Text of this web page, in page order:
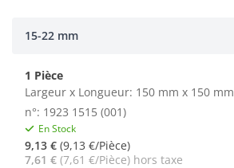
15-22 mm
1 Pièce
Largeur x Longueur: 150 mm x 150 mm
n°: 1923 1515 (001)
En Stock
9,13 € (9,13 €/Pièce)
7,61 € (7,61 €/Pièce) hors taxe